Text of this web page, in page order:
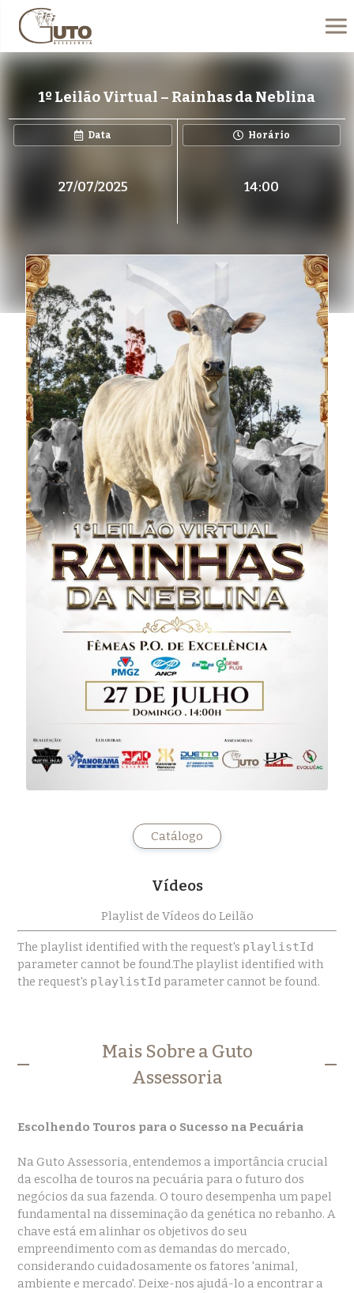
1º Leilão Virtual – Rainhas da Neblina
Data
27/07/2025
Horário
14:00
Catálogo
Vídeos
Playlist de Vídeos do Leilão
The playlist identified with the request's playlistId
parameter cannot be found.The playlist identified with
the request's playlistId parameter cannot be found.
Mais Sobre a Guto
Assessoria
Escolhendo Touros para o Sucesso na Pecuária
Na Guto Assessoria, entendemos a importância crucial
da escolha de touros na pecuária para o futuro dos
negócios da sua fazenda. O touro desempenha um papel
fundamental na disseminação da genética no rebanho. A
chave está em alinhar os objetivos do seu
empreendimento com as demandas do mercado,
considerando cuidadosamente os fatores 'animal,
ambiente e mercado'. Deixe-nos ajudá-lo a encontrar a